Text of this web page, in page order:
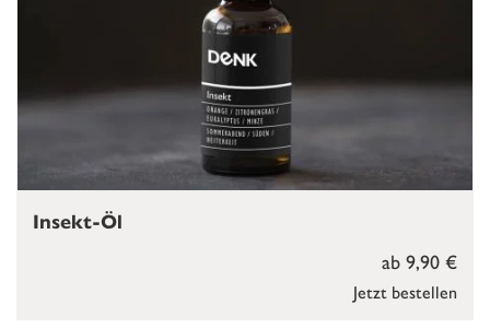
Jetzt bestellen
ab 9,90 €
Insekt-Öl